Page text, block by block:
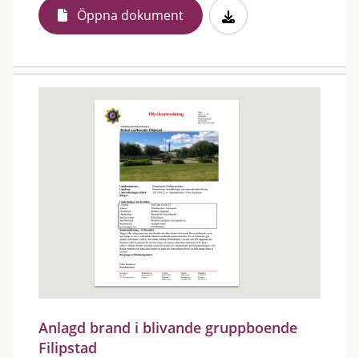
Öppna dokument
Anlagd brand i blivande gruppboende
Filipstad